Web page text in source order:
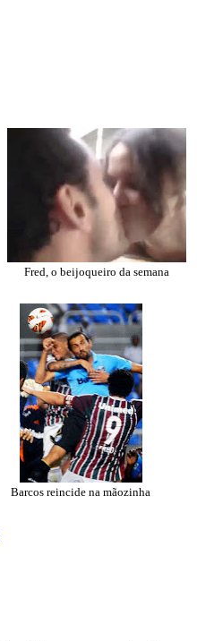
Fred, o beijoqueiro da semana
Barcos reincide na mãozinha